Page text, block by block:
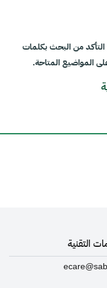
التأكد من البحث بكلمات
المواضيع المتاحة.
التقنية